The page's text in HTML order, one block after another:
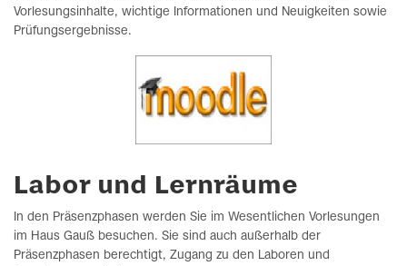
Vorlesungsinhalte, wichtige Informationen und Neuigkeiten sowie
Prüfungsergebnisse.
Labor und Lernräume
In den Präsenzphasen werden Sie im Wesentlichen Vorlesungen
im Haus Gauß besuchen. Sie sind auch außerhalb der
Präsenzphasen berechtigt, Zugang zu den Laboren und